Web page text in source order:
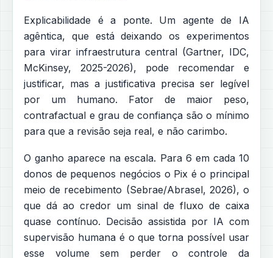
Explicabilidade é a ponte. Um agente de IA
agêntica, que está deixando os experimentos
para virar infraestrutura central (Gartner, IDC,
McKinsey, 2025-2026), pode recomendar e
justificar, mas a justificativa precisa ser legível
por um humano. Fator de maior peso,
contrafactual e grau de confiança são o mínimo
para que a revisão seja real, e não carimbo.
O ganho aparece na escala. Para 6 em cada 10
donos de pequenos negócios o Pix é o principal
meio de recebimento (Sebrae/Abrasel, 2026), o
que dá ao credor um sinal de fluxo de caixa
quase contínuo. Decisão assistida por IA com
supervisão humana é o que torna possível usar
esse volume sem perder o controle da